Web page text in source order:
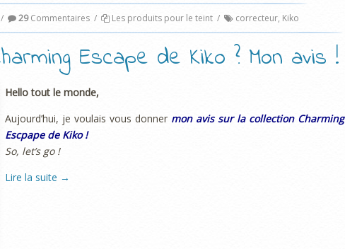
/ 29Commentaires / Les produits pour le teint / correcteur, Kiko
Escape de Kiko ? Mon avis !
Hello tout le monde,
Aujourd’hui, je voulais vous donner mon avis sur la collection Charming
Escpape de Kiko !
So, let’s go !
Lire la suite →